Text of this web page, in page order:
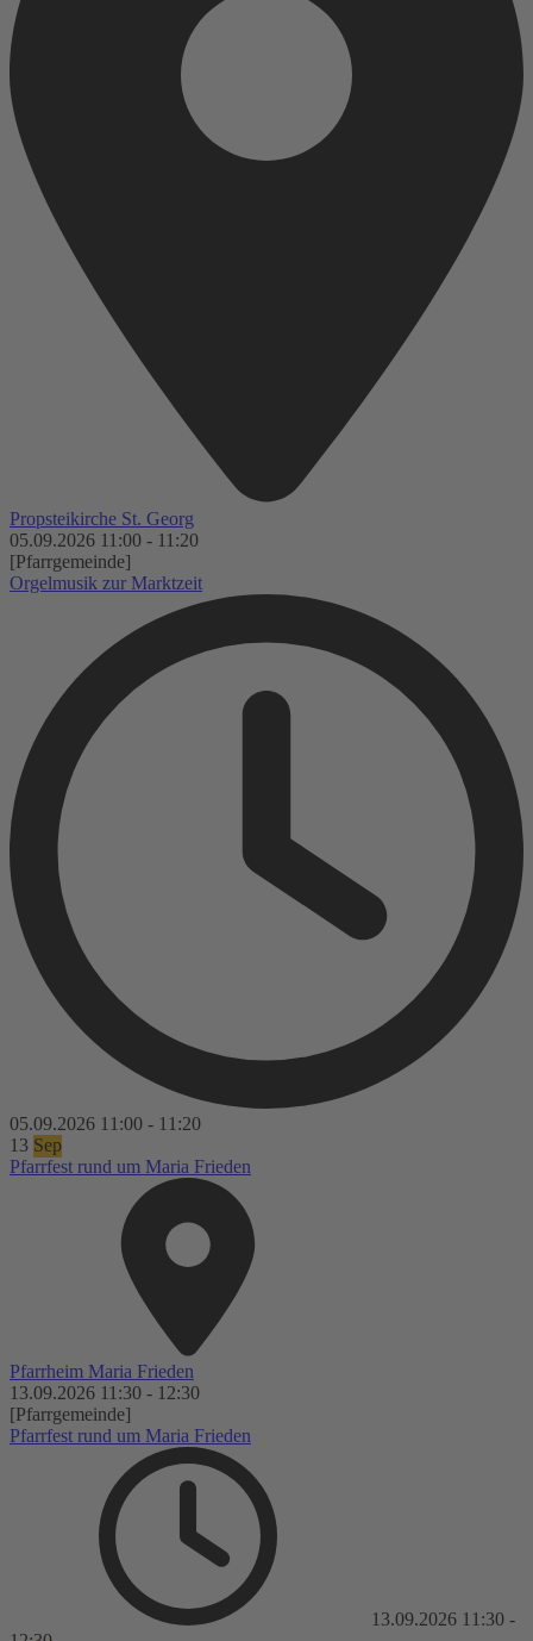
Propsteikirche St. Georg
05.09.2026 11:00 - 11:20
[Pfarrgemeinde]
Orgelmusik zur Marktzeit
05.09.2026 11:00 - 11:20
13 Sep
Pfarrfest rund um Maria Frieden
Pfarrheim Maria Frieden
13.09.2026 11:30 - 12:30
[Pfarrgemeinde]
Pfarrfest rund um Maria Frieden
13.09.2026 11:30 -